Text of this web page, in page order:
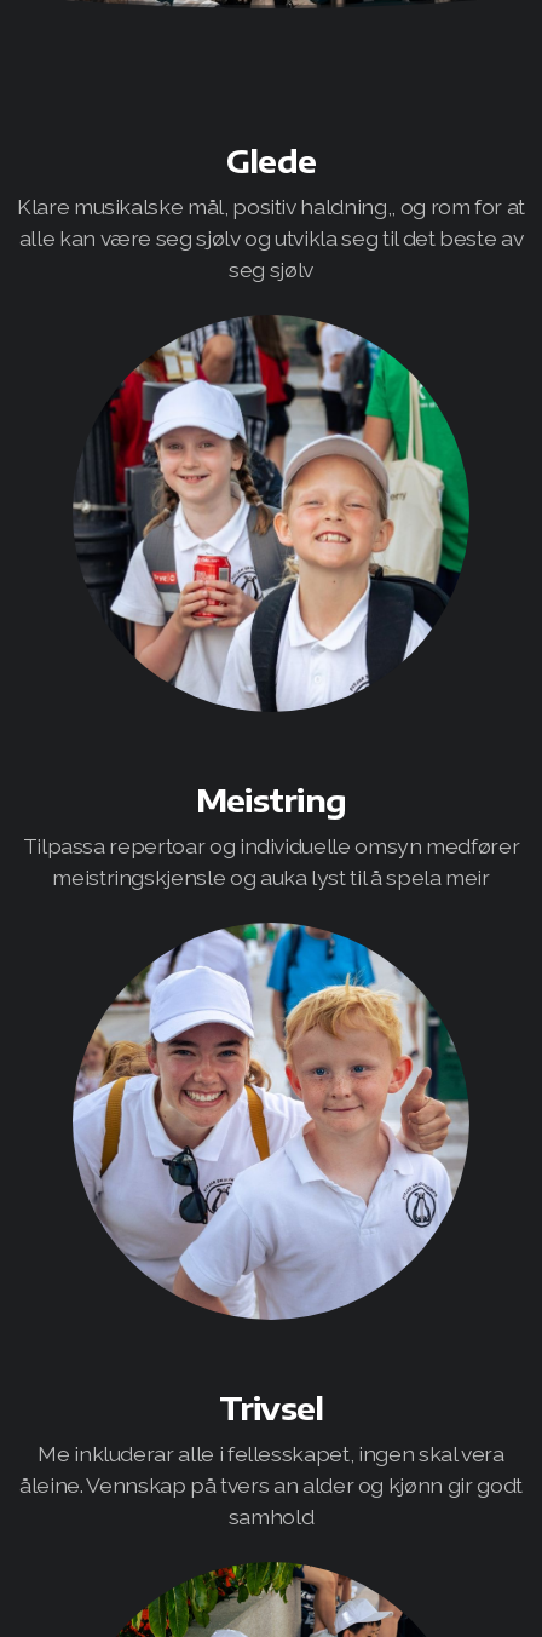
Glede
Klare musikalske mål, positiv haldning,, og rom for at
alle kan være seg sjølv og utvikla seg til det beste av
seg sjølv
Meistring
Tilpassa repertoar og individuelle omsyn medfører
meistringskjensle og auka lyst til å spela meir
Trivsel
Me inkluderar alle i fellesskapet, ingen skal vera
åleine. Vennskap på tvers an alder og kjønn gir godt
samhold
Fanafestivalen